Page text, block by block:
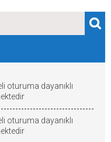
oturuma dayanıklı
oturuma dayanıklı